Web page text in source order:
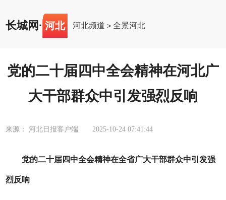
长城网 · 河北 河北频道 >全景河北
党的二十届四中全会精神在河北广
大干部群众中引发强烈反响
来源： 河北日报客户端 2025-10-24 07:41:44
党的二十届四中全会精神在全省广大干部群众中引发强
烈反响